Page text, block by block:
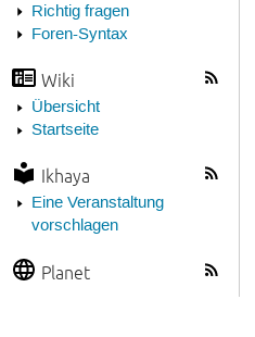
Richtig fragen
Foren-Syntax
Wiki
Übersicht
Startseite
Ikhaya
Eine Veranstaltung
vorschlagen
Planet